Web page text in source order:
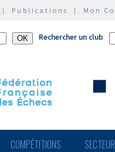
| Publications | Mon
Rechercher un club
COMPÉTITIONS